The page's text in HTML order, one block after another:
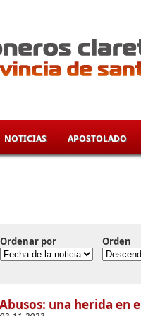
NOTICIAS APOSTOLADO
Ordenar por Orden
Abusos: una herida en